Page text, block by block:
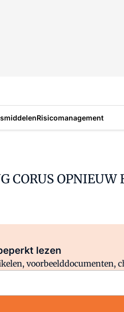
Risicomanagement
CORUS OPNIEUW
lezen
voorbeelddocumenten,